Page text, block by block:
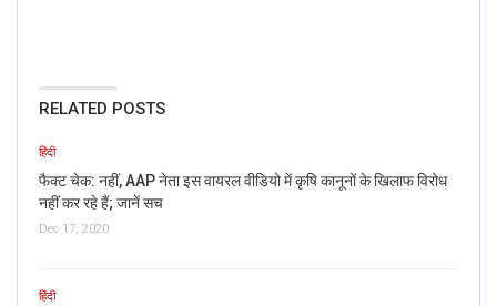
RELATED POSTS
हिंदी
फैक्ट चेक: नहीं, AAP नेता इस वायरल वीडियो में कृषि कानूनों के खिलाफ विरोध
नहीं कर रहे हैं; जानें सच
Dec 17, 2020
हिंदी